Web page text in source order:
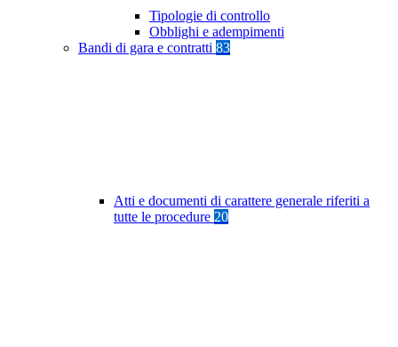
Tipologie di controllo
Obblighi e adempimenti
Bandi di gara e contratti 83
Atti e documenti di carattere generale riferiti a
tutte le procedure 20